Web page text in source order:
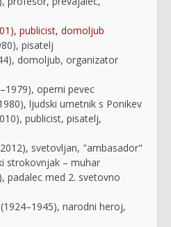
publicist, domoljub
pisatelj
domoljub, organizator
operni pevec
ljudski umetnik s Ponikev
publicist, pisatelj,
svetovljan, "ambasador"
strokovnjak – muhar
padalec med 2. svetovno
narodni heroj,